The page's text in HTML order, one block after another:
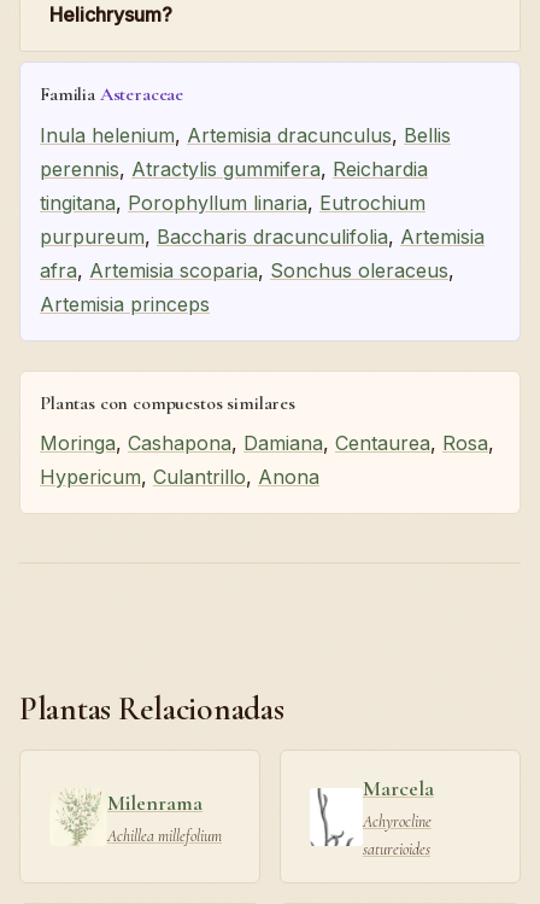
Helichrysum?
Familia Asteraceae
Inula helenium, Artemisia dracunculus, Bellis
perennis, Atractylis gummifera, Reichardia
tingitana, Porophyllum linaria, Eutrochium
purpureum, Baccharis dracunculifolia, Artemisia
afra, Artemisia scoparia, Sonchus oleraceus,
Artemisia princeps
Plantas con compuestos similares
Moringa, Cashapona, Damiana, Centaurea, Rosa,
Hypericum, Culantrillo, Anona
Plantas Relacionadas
Milenrama
Achillea millefolium
Marcela
Achyrocline
satureioides